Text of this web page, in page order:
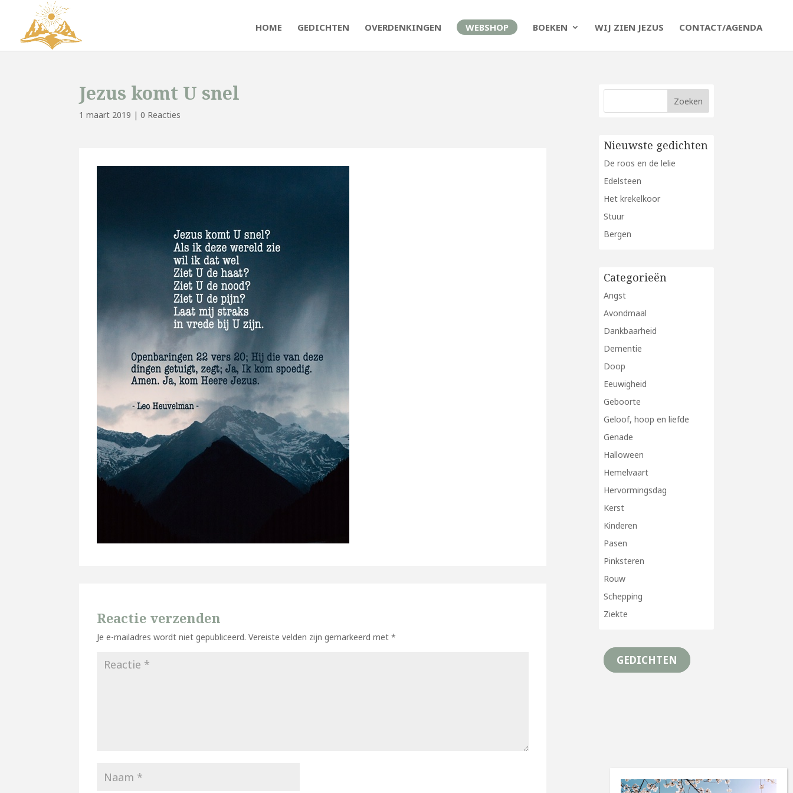
HOME GEDICHTEN OVERDENKINGEN WEBSHOP BOEKEN WIJ ZIEN JEZUS CONTACT/AGENDA
Jezus komt U snel
1 maart 2019 |0 Reacties
Reactie verzenden
Je e-mailadres wordt niet gepubliceerd. Vereiste velden zijn gemarkeerd met*
Nieuwste gedichten
De roos en de lelie
Edelsteen
Het krekelkoor
Stuur
Bergen
Categorieën
Angst
Avondmaal
Dankbaarheid
Dementie
Doop
Eeuwigheid
Geboorte
Geloof, hoop en liefde
Genade
Halloween
Hemelvaart
Hervormingsdag
Kerst
Kinderen
Pasen
Pinksteren
Rouw
Schepping
Ziekte
GEDICHTEN